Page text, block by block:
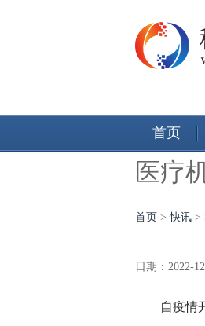
首页
医疗
首页 >快讯 >
日期：2022-
自疫情